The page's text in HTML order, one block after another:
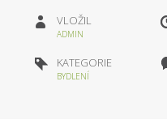
VLOŽIL
ADMIN
KATEGORIE
BYDLENÍ